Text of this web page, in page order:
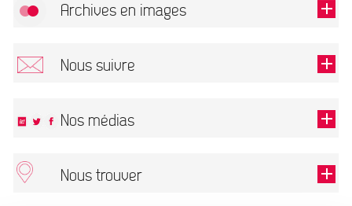
Archives en images
Nous suivre
This field is required.
Nos médias
Nous trouver